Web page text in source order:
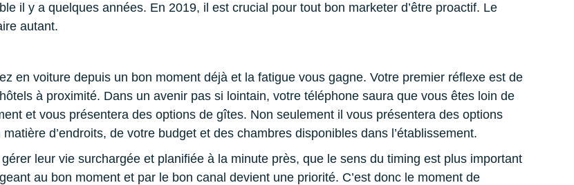
il y a quelques années. En 2019, il est crucial pour tout bon marketer d’être proactif. Le
autant.
en voiture depuis un bon moment déjà et la fatigue vous gagne. Votre premier réflexe est de
à proximité. Dans un avenir pas si lointain, votre téléphone saura que vous êtes loin de
et vous présentera des options de gîtes. Non seulement il vous présentera des options
d’endroits, de votre budget et des chambres disponibles dans l’établissement.
leur vie surchargée et planifiée à la minute près, que le sens du timing est plus important
au bon moment et par le bon canal devient une priorité. C’est donc le moment de